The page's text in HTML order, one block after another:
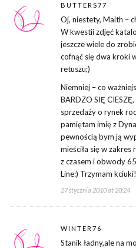
BUTTERS77
Oj, niestety, Maith –
W kwestii zdjęć
jeszcze wiele do
cofnąć się dwa kroki
retuszu;)
Niemniej – co
BARDZO SIĘ
sprzedaży o rynek
pamiętam imię z
pewnością bym ją
mieściła się w
z czasem i obwody
Line:) Trzymam kciuki!
27 stycznia 2010 at 20:24
WINTER76
Stanik ładny,ale na